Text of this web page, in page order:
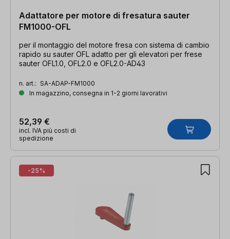
Adattatore per motore di fresatura sauter
FM1000-OFL
per il montaggio del motore fresa con sistema di cambio
rapido su sauter OFL adatto per gli elevatori per frese
sauter OFL1.0, OFL2.0 e OFL2.0-AD43
n. art.: SA-ADAP-FM1000
In magazzino, consegna in 1-2 giorni lavorativi
52,39 €
incl. IVA più costi di
spedizione
-25%